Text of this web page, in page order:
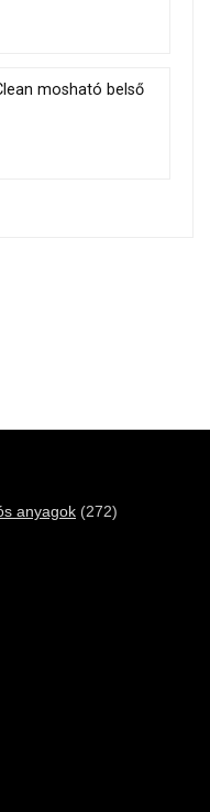
mosható belső
anyagok (272)